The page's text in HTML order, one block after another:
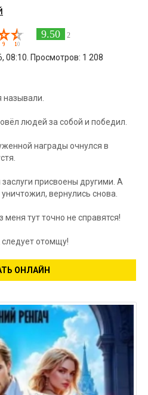
9.50 2
08:10. Просмотров: 1 208
называли.
людей за собой и победил.
награды очнулся в
присвоены другими. А
вернулись снова.
тут точно не справятся!
следует отомщу!
ОНЛАЙН